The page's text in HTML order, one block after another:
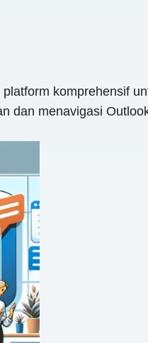
komprehensif
dan menavigasi